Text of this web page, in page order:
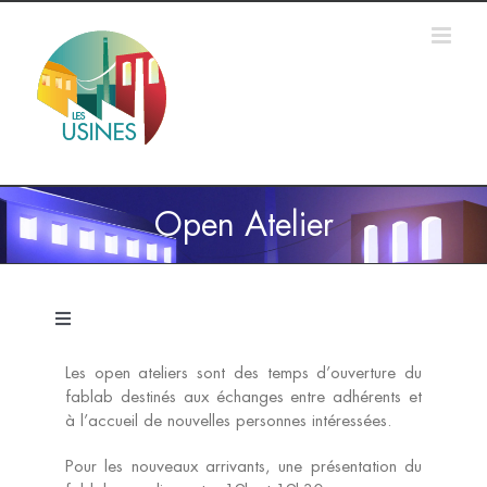
contenu
Open Atelier
Navigation
bascule
AccueilLes open ateliers sont des temps d’ouverture du
fablab destinés aux échanges entre adhérents et
à l’accueil de nouvelles personnes intéressées.
Pour les nouveaux arrivants, une présentation du